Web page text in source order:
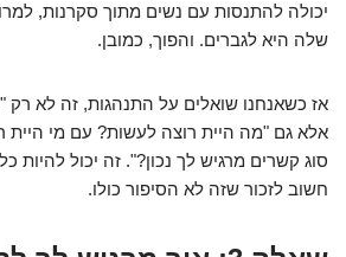
יכולה להתנסות עם נשים מתוך סקרנות,
שלה היא לגברים. והפוך, כמובן.
אז כשאנחנו שואלים על התנהגות, זה לא רק
אלא גם "מה היית רוצה לעשות? עם מי היית
סוג קשרים מרגיש לך נכון?". זה יכול להיות
חשוב לזכור שזה לא הסיפור כולו.